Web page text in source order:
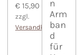
€ 15,90
zzgl.
Versandkosten
n
Arm
ban
d
für